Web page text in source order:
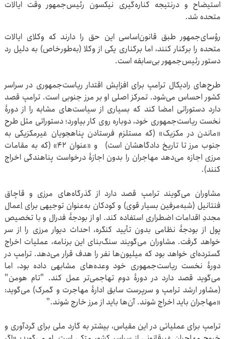
استیضاح و درنتیجه کناره‌گیری نیکسون رئیس‌جمهور وقت ایالات
متحده شد.
رؤسای‌جمهور طبق قانون‌اساسی این حق را دارند که وکلای ایالات
متحده را برکنار کنند، اما برکناری یکی از وکلا (به‌طورخاص) به دلیل رد
دستور رئیس‌جمهور بی‌سابقه است.
طرح‌های رادیکال ترامپ برای افزایش اقتدار ریاست‌جمهوری در سراسر
کشور احساس می‌شود. تمرکز اصلی او بر مرز جنوبی است. ترامپ قصد
دارد دستوراتی امضا کند که بسیاری از سیاست‌های مشابه را از دورۀ
نخست ریاست‌جمهوری خود، دوباره روی کار بیاورد؛ دستوراتی مثل طرح
«ماندن در مکزیک» (که مستلزم فرستادن پناهجویان غیرمکزیکی به
جنوب مرز تا تاریخ دادگاهشان است) و «عنوان ۴۲» (که به مقامات
مرزی اجازه می‌دهد مهاجران را بدون اجازۀ درخواست پناهندگی اخراج
کنند).
مشاوران می‌گویند ترامپ قصد دارد از گذرگاه‌های مرزی و قاچاق
فنتانیل (شبه‌مرفین بسیار قوی) و کودکان به‌عنوان توجیهی برای اِعمال
مجددِ اقدامات اضطراری استفاده کند. او از بودجۀ فدرال و با تخصیص
پول از بودجۀ نظامی بدون تأیید کنگره، احداث دیوار مرزی را از سر
خواهد گرفت. مشاوران می‌گویند سنگ‌بنای این برنامه، عملیات اخراج
گسترده‌ای خواهد بود که میلیون‌ها نفر را هدف قرار می‌دهد. ترامپ در
دورۀ نخست ریاست‌جمهوری خود وعده‌های مشابهی داده بود، اما
می‌گوید قصد دارد در دورۀ دوم تهاجمی‌تر عمل کند. "تام هومن"
(مشاور ارشد ترامپ و سرپرست سابق ادارۀ مهاجرت و گمرک) می‌گوید:
«مهاجران باید اخراج شوند. آن‌ها باید از مرز خارج شوند."
ترامپ برای عملیاتی در این مقیاس، بیشتر به گارد ملی برای گرد‌آوری و